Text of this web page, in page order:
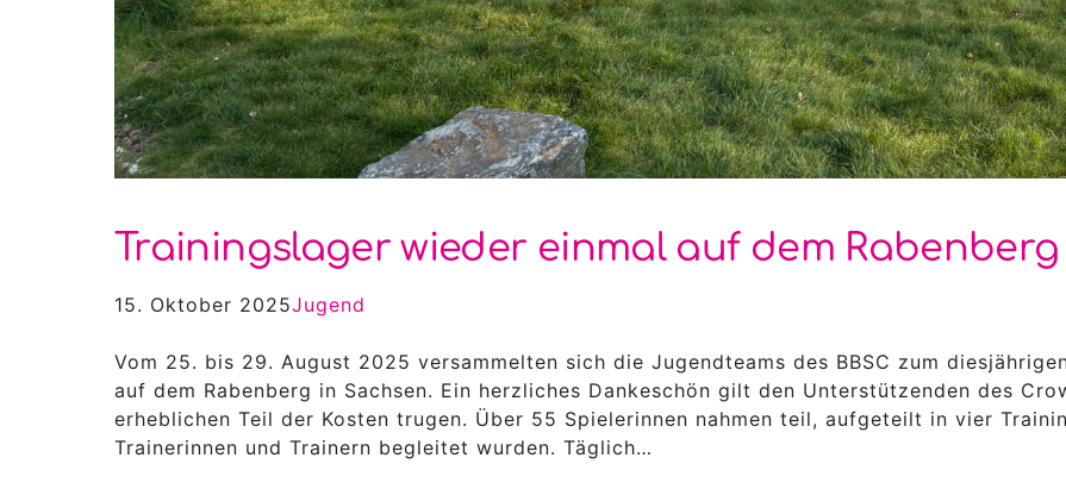
Trainingslager wieder einmal auf dem Rabenberg
15. Oktober 2025Jugend
Vom 25. bis 29. August 2025 versammelten sich die Jugendteams des BBSC zum
auf dem Rabenberg in Sachsen. Ein herzliches Dankeschön gilt den Unterstützenden des
erheblichen Teil der Kosten trugen. Über 55 Spielerinnen nahmen teil, aufgeteilt in vier
Trainerinnen und Trainern begleitet wurden. Täglich…